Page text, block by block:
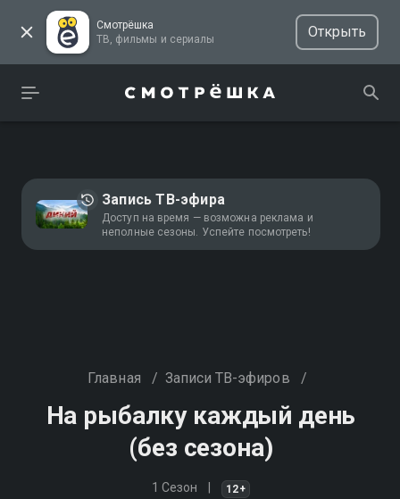
Смотрёшка
ТВ, фильмы и сериалы
Открыть
Запись ТВ-эфира
Доступ на время — возможна реклама и
неполные сезоны. Успейте посмотреть!
Главная / Записи ТВ-эфиров /
На рыбалку каждый день
(без сезона)
1 Сезон 12+